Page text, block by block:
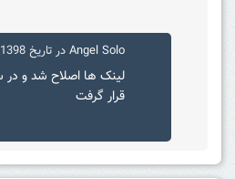
Angel Solo در تاریخ 1398\/04\/19 :
لینک ها اصلاح شد و در
قرار گرفت